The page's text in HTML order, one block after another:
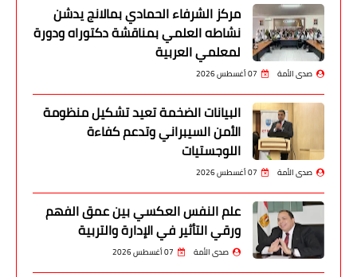
مركز الشرفاء الحمادي بمالانج يدشن
نشاطه العلمي بمناقشة دكتوراه ودورة
لمعلمي العربية
صدى الأمة 07 أغسطس 2026
البيانات الضخمة تعيد تشكيل منظومة
الأمن السيبراني وتدعم كفاءة
اللوجستيات
صدى الأمة 07 أغسطس 2026
علم النفس العكسي بين عمق الفهم
ورقي التأثير في الإدارة والتربية
صدى الأمة 07 أغسطس 2026